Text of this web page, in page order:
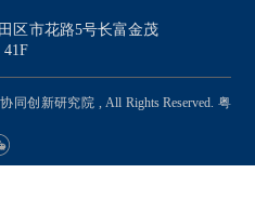
区市花路5号长富金茂
41F
同创新研究院 , All Rights Reserved. 粤